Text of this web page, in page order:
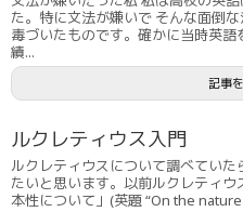
た。特に文法が嫌いで そんな面倒
毒づいたものです。確かに当時英
績...
記事
ルクレティウス入門
ルクレティウスについて調べてい
たいと思います。以前ルクレティ
本性について」(英題 “On the